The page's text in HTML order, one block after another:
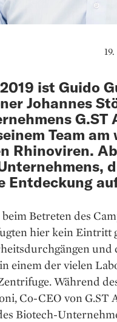
ist Guido
Johannes
Team
Rhinoviren.
Entdeckung
beim Betreten des
hier kein Eintritt
und
einem der vielen
Während
Co-CEO von G.ST
Biotech-­